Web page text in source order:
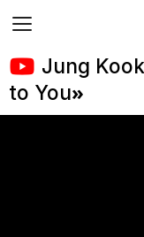
Jung
to You»